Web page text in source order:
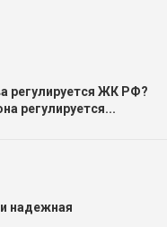
регулируется ЖК РФ?
регулируется...
надежная